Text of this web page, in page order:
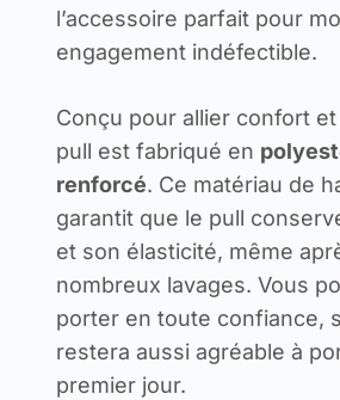
l’accessoire parfait pour
engagement indéfectible.
Conçu pour allier confort
pull est fabriqué en
renforcé. Ce matériau de
garantit que le pull
et son élasticité, même
nombreux lavages. Vous
porter en toute confiance,
restera aussi agréable à
premier jour.